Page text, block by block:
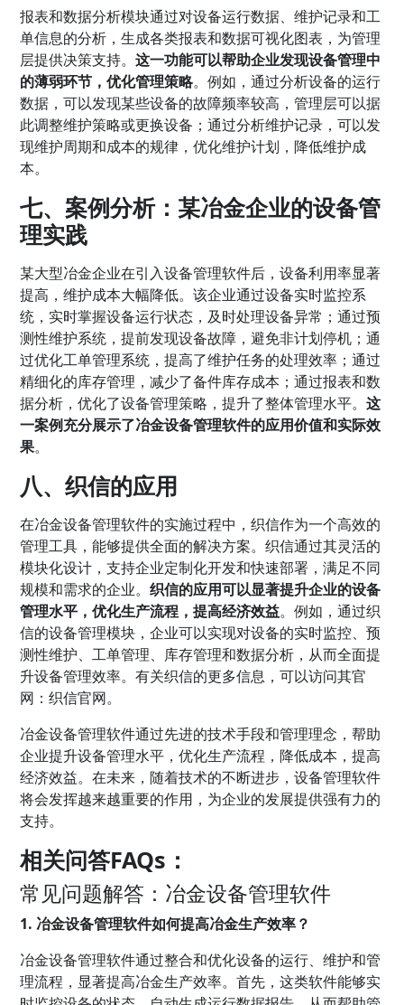
报表和数据分析模块通过对设备运行数据、维护记录和工
单信息的分析，生成各类报表和数据可视化图表，为管理
层提供决策支持。这一功能可以帮助企业发现设备管理中
的薄弱环节，优化管理策略。例如，通过分析设备的运行
数据，可以发现某些设备的故障频率较高，管理层可以据
此调整维护策略或更换设备；通过分析维护记录，可以发
现维护周期和成本的规律，优化维护计划，降低维护成
本。
七、案例分析：某冶金企业的设备管
理实践
某大型冶金企业在引入设备管理软件后，设备利用率显著
提高，维护成本大幅降低。该企业通过设备实时监控系
统，实时掌握设备运行状态，及时处理设备异常；通过预
测性维护系统，提前发现设备故障，避免非计划停机；通
过优化工单管理系统，提高了维护任务的处理效率；通过
精细化的库存管理，减少了备件库存成本；通过报表和数
据分析，优化了设备管理策略，提升了整体管理水平。这
一案例充分展示了冶金设备管理软件的应用价值和实际效
果。
八、织信的应用
在冶金设备管理软件的实施过程中，织信作为一个高效的
管理工具，能够提供全面的解决方案。织信通过其灵活的
模块化设计，支持企业定制化开发和快速部署，满足不同
规模和需求的企业。织信的应用可以显著提升企业的设备
管理水平，优化生产流程，提高经济效益。例如，通过织
信的设备管理模块，企业可以实现对设备的实时监控、预
测性维护、工单管理、库存管理和数据分析，从而全面提
升设备管理效率。有关织信的更多信息，可以访问其官
网：织信官网。
冶金设备管理软件通过先进的技术手段和管理理念，帮助
企业提升设备管理水平，优化生产流程，降低成本，提高
经济效益。在未来，随着技术的不断进步，设备管理软件
将会发挥越来越重要的作用，为企业的发展提供强有力的
支持。
相关问答FAQs：
常见问题解答：冶金设备管理软件
1. 冶金设备管理软件如何提高冶金生产效率？
冶金设备管理软件通过整合和优化设备的运行、维护和管
理流程，显著提高冶金生产效率。首先，这类软件能够实